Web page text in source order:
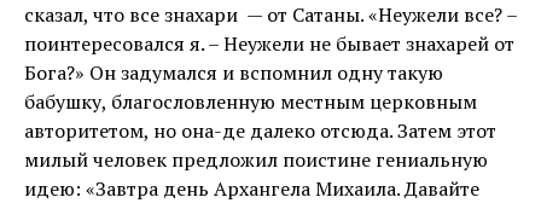
сказал, что все знахари — от Сатаны. «Неужели все? –
поинтересовался я. – Неужели не бывает знахарей от
Бога?» Он задумался и вспомнил одну такую
бабушку, благословленную местным церковным
авторитетом, но она-де далеко отсюда. Затем этот
милый человек предложил поистине гениальную
идею: «Завтра день Архангела Михаила. Давайте